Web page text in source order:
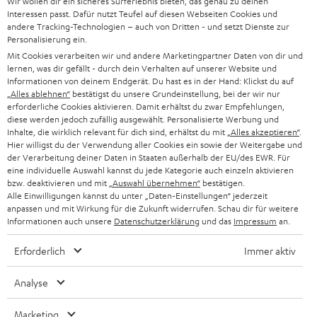
l
d
u
n
g
HEIMKINO-KOMPLETTANLAGEN
SOUNDBARS
STEREO
SMART HOME
BLUETOOTH-LAUTSPRECHER
KOPFHÖRER
BLUETOOTH-KOPFHÖRER
SUPPORT
KARRIERE
PRESSE & MARKETING
GESCHÄFTSKUNDEN
PARTNERPROGRAMM
BLOG
NEWSLETTER
DEINE VORTEILE BEI TEUFEL
TEUFEL STORY
Teufel Onlineshops
DEUTSCHLAND
ÖSTERREICH
SCHWEIZ
NIEDERLANDE
BELGIEN
FRANKREICH
Interessen passt. Dafür nutzt Teufel auf diesen Webseiten Cookies und
andere Tracking-Technologien – auch von Dritten - und setzt Dienste zur
Personalisierung ein.
Mit Cookies verarbeiten wir und andere Marketingpartner Daten von dir und
lernen, was dir gefällt - durch dein Verhalten auf unserer Website und
Informationen von deinem Endgerät. Du hast es in der Hand: Klickst du auf
„Alles ablehnen“ bestätigst du unsere Grundeinstellung, bei der wir nur
erforderliche Cookies aktivieren. Damit erhältst du zwar Empfehlungen,
diese werden jedoch zufällig ausgewählt. Personalisierte Werbung und
Inhalte, die wirklich relevant für dich sind, erhältst du mit „Alles akzeptieren“.
Hier willigst du der Verwendung aller Cookies ein sowie der Weitergabe und
der Verarbeitung deiner Daten in Staaten außerhalb der EU/des EWR. Für
eine individuelle Auswahl kannst du jede Kategorie auch einzeln aktivieren
bzw. deaktivieren und mit „Auswahl übernehmen“ bestätigen.
Alle Einwilligungen kannst du unter „Daten-Einstellungen“ jederzeit
anpassen und mit Wirkung für die Zukunft widerrufen. Schau dir für weitere
Informationen auch unsere Datenschutzerklärung und das Impressum an.
Erforderlich Immer aktiv
Analyse
Marketing